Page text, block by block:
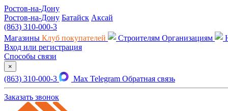
Ростов-на-Дону
Ростов-на-Дону Батайск Аксай
(863) 310-000-3
Магазины Клуб покупателей Строителям Организациям
Вход или регистрация
Способы связи
×
(863) 310-000-3 Max Telegram Обратная связь
Заказать звонок